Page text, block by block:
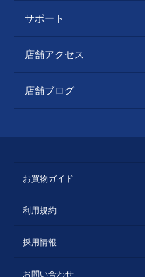
サポート
店舗アクセス
店舗ブログ
お買物ガイド
利用規約
採用情報
お問い合わせ